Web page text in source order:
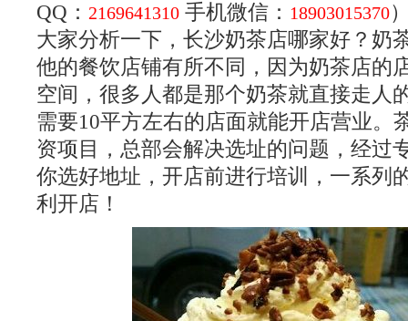
QQ： 2169641310 手机微信： 18903015370
大家分析一下，长沙奶茶店哪家好？奶
他的餐饮店铺有所不同，因为奶茶店的
空间，很多人都是那个奶茶就直接走人
需要10平方左右的店面就能开店营业。
资项目，总部会解决选址的问题，经过
你选好地址，开店前进行培训，一系列
利开店！